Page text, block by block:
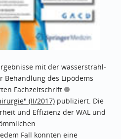
mit der wasserstrahl-
Behandlung des Lipödems
Fachzeitschrift
(II/2017)publiziert. Die
und Effizienz der WAL und
Fall konnten eine